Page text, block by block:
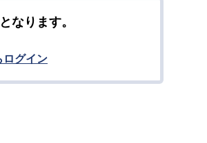
なります。
ログイン